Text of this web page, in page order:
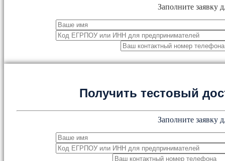
Заполните заявку
Получить тестовый
Заполните заявку